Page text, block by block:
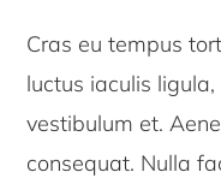
Cras eu tempus
luctus iaculis
vestibulum et.
consequat. Nulla